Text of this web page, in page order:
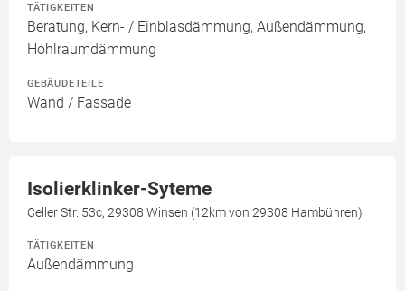
TÄTIGKEITEN
Beratung, Kern- / Einblasdämmung, Außendämmung,
Hohlraumdämmung
GEBÄUDETEILE
Wand / Fassade
Isolierklinker-Syteme
Celler Str. 53c, 29308 Winsen (12km von 29308 Hambühren)
TÄTIGKEITEN
Außendämmung